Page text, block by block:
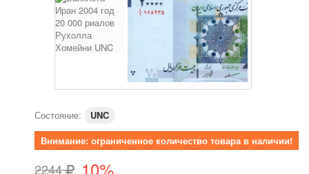
Состояние:
UNC
Внимание: ограниченное количество товара в наличии!
2244 10%